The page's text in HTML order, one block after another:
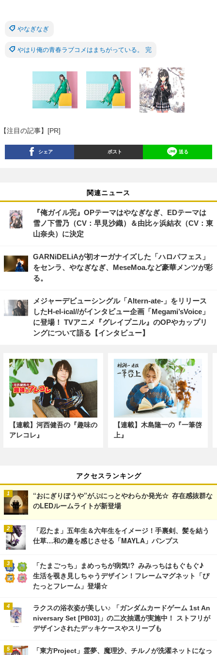
やなぎなぎ
やはり俺の青春ラブコメはまちがっている。 完
【注目の記事】[PR]
シェア ポスト 送る
関連ニュース
『俺ガイル完』OPテーマはやなぎなぎ、EDテーマは
雪ノ下雪乃（CV：早見沙織）＆由比ヶ浜結衣（CV：東
山奈央）に決定
GARNiDELiAが初オーガナイズした「ハロパフェス」
をセンラ、やなぎなぎ、MeseMoa.など豪華メンツが彩
る。
メジャーデビューシングル「Altern-ate-」をリリース
したH-el-ical//がインタビュー企画「Megami’sVoice」
に登場！ TVアニメ『グレイプニル』のOPやカップリ
ングについて語る【インタビュー】
【連載】河西健吾の『趣味の
アレコレ』
【連載】木島隆一の『一筆啓
上』
アクセスランキング
“おにぎりぼうや”がぷにっとやわらか発光☆ 存在感抜群な
のLEDルームライトが新登場
「忍たま」五年生＆六年生をイメージ！手裏剣、髪を結う
仕草…和の趣を感じさせる「MAYLA」パンプス
「たまごっち」まめっちが病気!? みみっちはもぐもぐ♪
生活を覗き見しちゃうデザイン！フレームマグネット「ぴ
たっとフレーム」登場☆
ラクスの浴衣姿が美しい♪ 「ガンダムカードゲーム 1st An
niversary Set [PB03]」の二次抽選が実施中！ ストフリが
デザインされたデッキケースやスリーブも
「東方Project」霊夢、魔理沙、チルノが洗濯ネットになっ